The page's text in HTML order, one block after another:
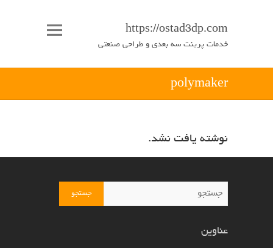
https://ostad3dp.com
خدمات پرینت سه بعدی و طراحی صنعتی
polymaker
نوشته یافت نشد.
جستجو
عناوین